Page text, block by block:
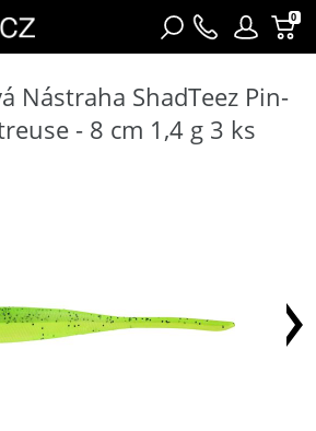
0
Nástraha ShadTeez Pin-
- 8 cm 1,4 g 3 ks